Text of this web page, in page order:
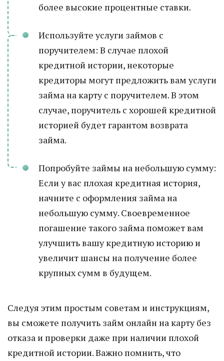
более высокие процентные ставки.
Используйте услуги займов с
поручителем: В случае плохой
кредитной истории, некоторые
кредиторы могут предложить вам услуги
займа на карту с поручителем. В этом
случае, поручитель с хорошей кредитной
историей будет гарантом возврата
займа.
Попробуйте займы на небольшую сумму:
Если у вас плохая кредитная история,
начните с оформления займа на
небольшую сумму. Своевременное
погашение такого займа поможет вам
улучшить вашу кредитную историю и
увеличит шансы на получение более
крупных сумм в будущем.
Следуя этим простым советам и инструкциям,
вы сможете получить займ онлайн на карту без
отказа и проверки даже при наличии плохой
кредитной истории. Важно помнить, что